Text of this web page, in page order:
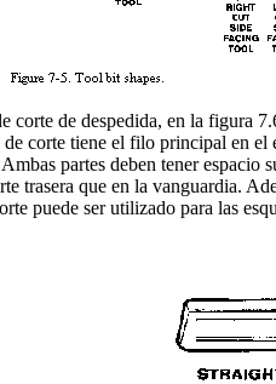
corte de despedida, en la figura
de corte tiene el filo principal en el
partes deben tener
trasera que en la vanguardia.
puede ser utilizado para las